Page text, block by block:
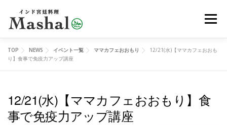
メニ
MENU デリバリー
レッスン イベント オンラインショップ ブログ
TOP NEWS イベント一覧 ママカフェおおもり
12/21(水)【ママカフェおおも
り】食事で免疫力アップ講座
12/21(水)【ママカフェおおもり】食
事で免疫力アップ講座